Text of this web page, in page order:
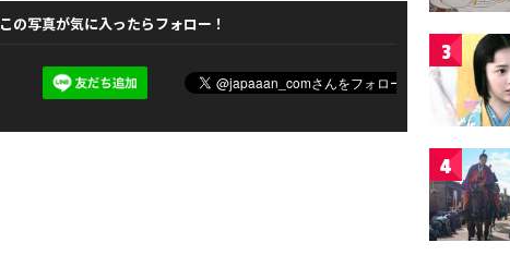
この写真が気に入ったらフォロー！
3
4